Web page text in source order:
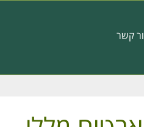
קשר